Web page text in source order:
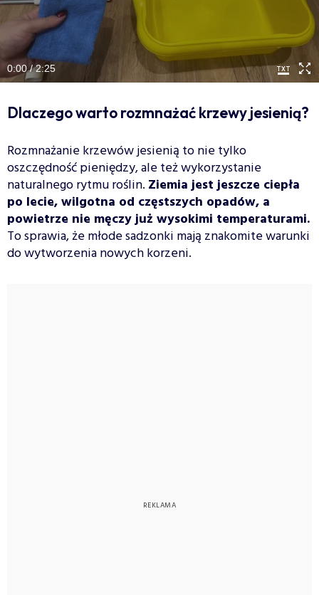
0:00 / 2:25
Dlaczego warto rozmnażać krzewy jesienią?
Rozmnażanie krzewów jesienią to nie tylko
oszczędność pieniędzy, ale też wykorzystanie
naturalnego rytmu roślin. Ziemia jest jeszcze ciepła
po lecie, wilgotna od częstszych opadów, a
powietrze nie męczy już wysokimi temperaturami.
To sprawia, że młode sadzonki mają znakomite warunki
do wytworzenia nowych korzeni.